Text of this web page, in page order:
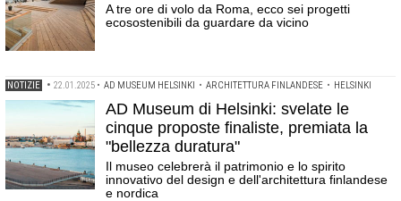
A tre ore di volo da Roma, ecco sei progetti
ecosostenibili da guardare da vicino
NOTIZIE • 22.01.2025 • AD MUSEUM HELSINKI • ARCHITETTURA FINLANDESE • HELSINKI
AD Museum di Helsinki: svelate le
cinque proposte finaliste, premiata la
"bellezza duratura"
Il museo celebrerà il patrimonio e lo spirito
innovativo del design e dell'architettura finlandese
e nordica